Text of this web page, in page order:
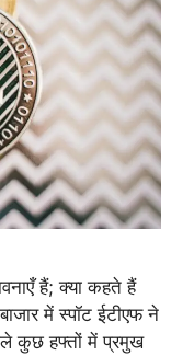
हैं; क्या कहते हैं
में स्पॉट ईटीएफ ने
कुछ हफ्तों में प्रमुख